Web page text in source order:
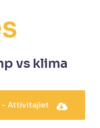
vs klima
- Attivitajiet